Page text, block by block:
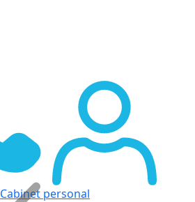
Cabinet personal